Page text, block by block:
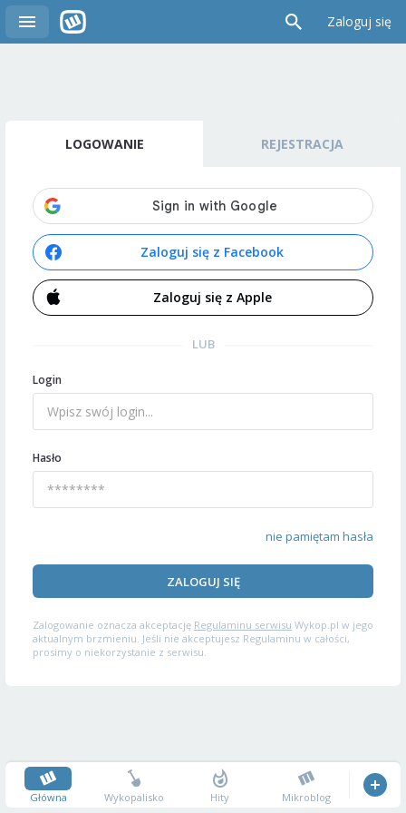
Zaloguj się
LOGOWANIE REJESTRACJA
Zaloguj się z Facebook
Zaloguj się z Apple
LUB
Login
Hasło
nie pamiętam hasła
ZALOGUJ SIĘ
Zalogowanie oznacza akceptację Regulaminu serwisu Wykop.pl w jego
aktualnym brzmieniu. Jeśli nie akceptujesz Regulaminu w całości,
prosimy o niekorzystanie z serwisu.
Główna Wykopalisko Hity Mikroblog